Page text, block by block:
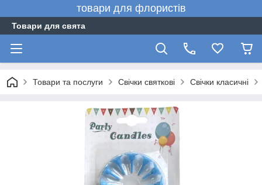
товари для флористів
Товари для свята
Товари та послуги Свічки святкові Свічки класичні